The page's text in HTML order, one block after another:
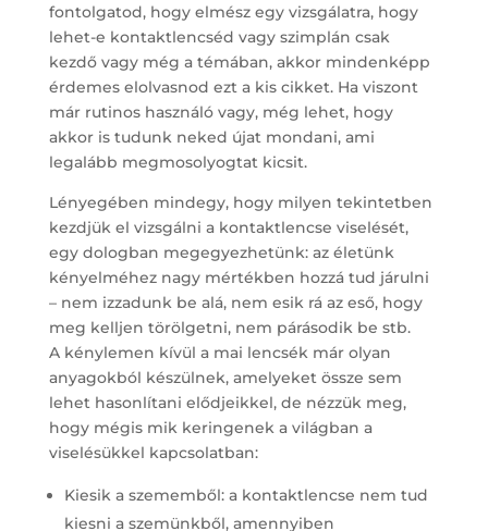
fontolgatod, hogy elmész egy vizsgálatra, hogy
lehet-e kontaktlencséd vagy szimplán csak
kezdő vagy még a témában, akkor mindenképp
érdemes elolvasnod ezt a kis cikket. Ha viszont
már rutinos használó vagy, még lehet, hogy
akkor is tudunk neked újat mondani, ami
legalább megmosolyogtat kicsit.
Lényegében mindegy, hogy milyen tekintetben
kezdjük el vizsgálni a kontaktlencse viselését,
egy dologban megegyezhetünk: az életünk
kényelméhez nagy mértékben hozzá tud járulni
– nem izzadunk be alá, nem esik rá az eső, hogy
meg kelljen törölgetni, nem párásodik be stb.
A kénylemen kívül a mai lencsék már olyan
anyagokból készülnek, amelyeket össze sem
lehet hasonlítani elődjeikkel, de nézzük meg,
hogy mégis mik keringenek a világban a
viselésükkel kapcsolatban:
Kiesik a szememből: a kontaktlencse nem tud
kiesni a szemünkből, amennyiben